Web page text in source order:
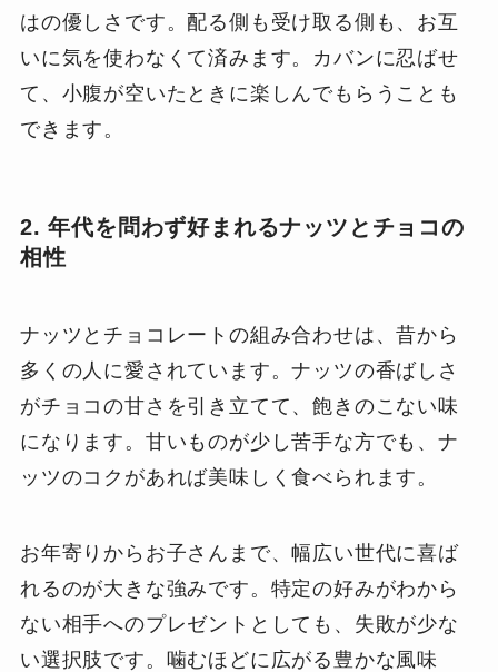
はの優しさです。配る側も受け取る側も、お互
いに気を使わなくて済みます。カバンに忍ばせ
て、小腹が空いたときに楽しんでもらうことも
できます。
2. 年代を問わず好まれるナッツとチョコの
相性
ナッツとチョコレートの組み合わせは、昔から
多くの人に愛されています。ナッツの香ばしさ
がチョコの甘さを引き立てて、飽きのこない味
になります。甘いものが少し苦手な方でも、ナ
ッツのコクがあれば美味しく食べられます。
お年寄りからお子さんまで、幅広い世代に喜ば
れるのが大きな強みです。特定の好みがわから
ない相手へのプレゼントとしても、失敗が少な
い選択肢です。噛むほどに広がる豊かな風味